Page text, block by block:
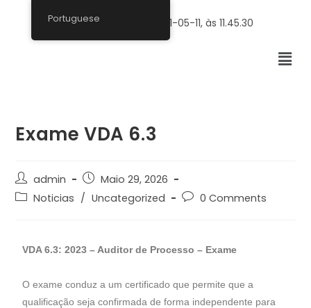
Exame VDA 6.3
admin
Maio 29, 2026
Noticias / Uncategorized 0 Comments
VDA 6.3: 2023 – Auditor de Processo – Exame
O exame conduz a um certificado que permite que a
qualificação seja confirmada de forma independente para
Portuguese